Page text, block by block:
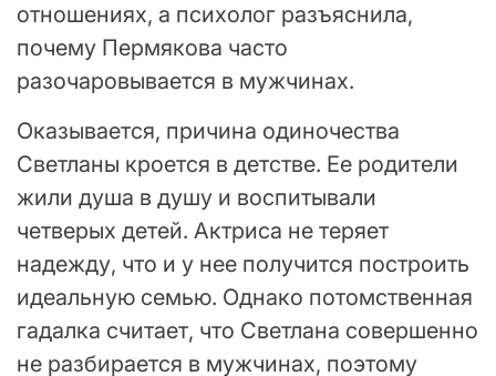
отношениях, а психолог разъяснила,
почему Пермякова часто
разочаровывается в мужчинах.
Оказывается, причина одиночества
Светланы кроется в детстве. Ее родители
жили душа в душу и воспитывали
четверых детей. Актриса не теряет
надежду, что и у нее получится построить
идеальную семью. Однако потомственная
гадалка считает, что Светлана совершенно
не разбирается в мужчинах, поэтому